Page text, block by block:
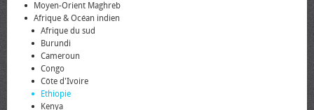
Moyen-Orient Maghreb
Afrique & Océan indien
Afrique du sud
Burundi
Cameroun
Congo
Côte d'Ivoire
Ethiopie
Kenya